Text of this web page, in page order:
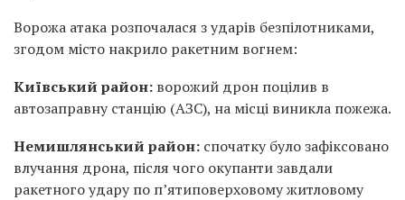
Ворожа атака розпочалася з ударів безпілотниками,
згодом місто накрило ракетним вогнем:
Київський район: ворожий дрон поцілив в
автозаправну станцію (АЗС), на місці виникла пожежа.
Немишлянський район: спочатку було зафіксовано
влучання дрона, після чого окупанти завдали
ракетного удару по п’ятиповерховому житловому